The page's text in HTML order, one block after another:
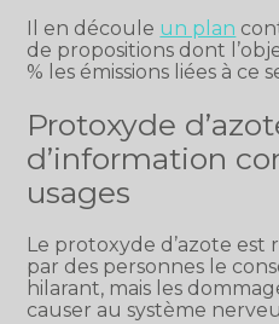
Il en découle un plan
de propositions dont
% les émissions liées à ce
Protoxyde
d’information
usages
Le protoxyde d’azote
par des personnes le
hilarant, mais les
causer au système